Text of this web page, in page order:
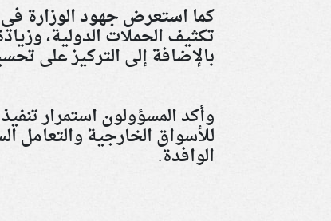
كما استعرض جهود الوزارة في
تكثيف الحملات الدولية،
بالإضافة إلى التركيز على
للأسواق الخارجية والتعامل
الوافدة.